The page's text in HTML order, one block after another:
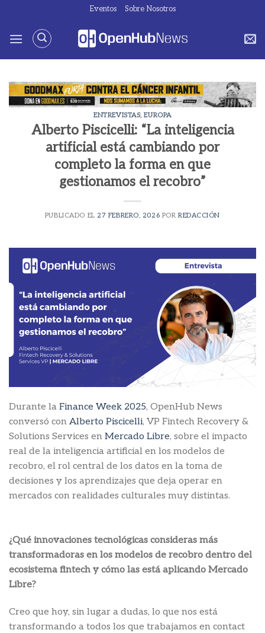
contenido
Eventos Sobre Nosotros
ENTREVISTAS,EUROPA
Alberto Piscicelli: “La inteligencia
artificial está cambiando por
completo la forma en que
gestionamos el recobro”
PUBLICADO EL27 FEBRERO, 2026 POR REDACCIÓN
Durante la Finance Week 2025, OpenHub News
conversó con Alberto Piscicelli, VP Fintech Recovery &
Solutions Services en Mercado Libre, sobre el impacto
real de la inteligencia artificial en los modelos de
recobro, el rol central de los datos en la toma de
decisiones y los aprendizajes que deja operar en
mercados con realidades culturales muy distintas.
¿Qué innovaciones tecnológicas consideras más
transformadoras en los modelos de recobro dentro del
ecosistema fintech y cómo las está aplicando Mercado
Libre?
Creo que hoy, sin lugar a dudas, lo que nos está
transformando a todos los que trabajamos en contact